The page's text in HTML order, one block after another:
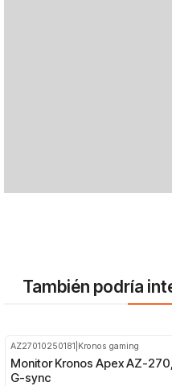
También podría
AZ27010250181 Kronos gaming
Monitor Kronos Apex AZ-
G-sync